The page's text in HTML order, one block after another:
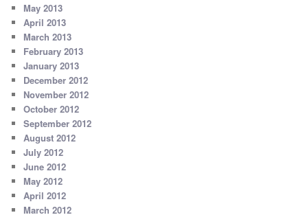
May 2013
April 2013
March 2013
February 2013
January 2013
December 2012
November 2012
October 2012
September 2012
August 2012
July 2012
June 2012
May 2012
April 2012
March 2012